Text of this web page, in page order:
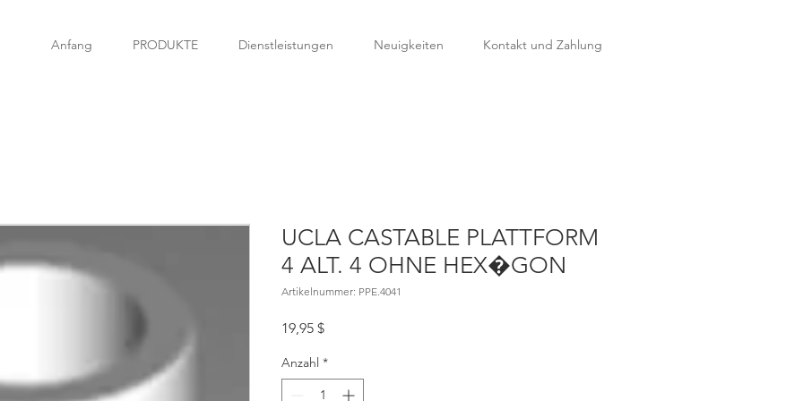
Anfang PRODUKTE Dienstleistungen Neuigkeiten Kontakt und Zahlung
UCLA CASTABLE PLATTFORM
4 ALT. 4 OHNE HEX�GON
Artikelnummer: PPE.4041
19,95 $Preis
Anzahl *